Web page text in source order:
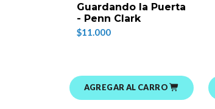
Guardando la Puerta
- Penn Clark
$11.000
AGREGAR AL CARRO